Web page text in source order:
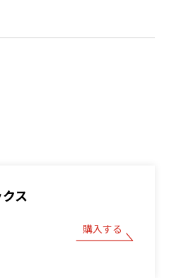
ス
購入する